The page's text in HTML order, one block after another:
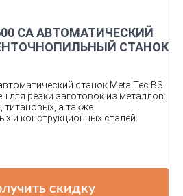
600 CA АВТОМАТИЧЕСКИЙ
СТАНОК
станок MetalTec BS
для резки заготовок из металлов:
титановых, а также
и конструкционных сталей.
скидку